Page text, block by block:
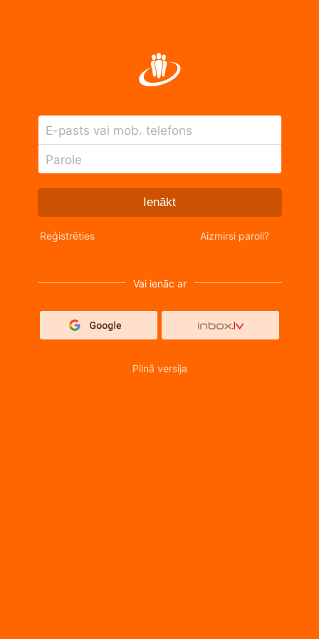
E-pasts vai mob. telefons
Parole
Ienākt
Reģistrēties Aizmirsi paroli?
Vai ienāc ar
Pilnā versija